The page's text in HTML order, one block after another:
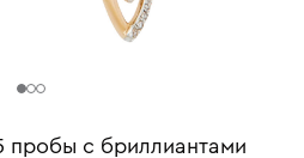
пробы с бриллиантами